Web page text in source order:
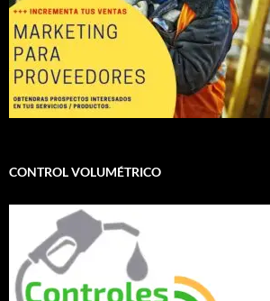
CONTROL VOLUMÉTRICO